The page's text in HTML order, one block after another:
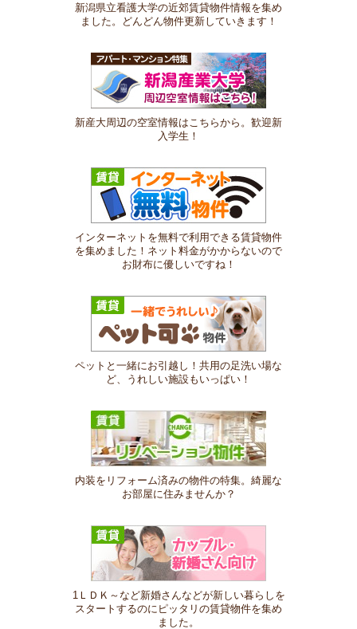
新潟県立看護大学の近郊賃貸物件情報を集め
ました。どんどん物件更新していきます！
新産大周辺の空室情報はこちらから。歓迎新
入学生！
インターネットを無料で利用できる賃貸物件
を集めました！ネット料金がかからないので
お財布に優しいですね！
ペットと一緒にお引越し！共用の足洗い場な
ど、うれしい施設もいっぱい！
内装をリフォーム済みの物件の特集。綺麗な
お部屋に住みませんか？
1ＬＤＫ～など新婚さんなどが新しい暮らしを
スタートするのにピッタリの賃貸物件を集め
ました。